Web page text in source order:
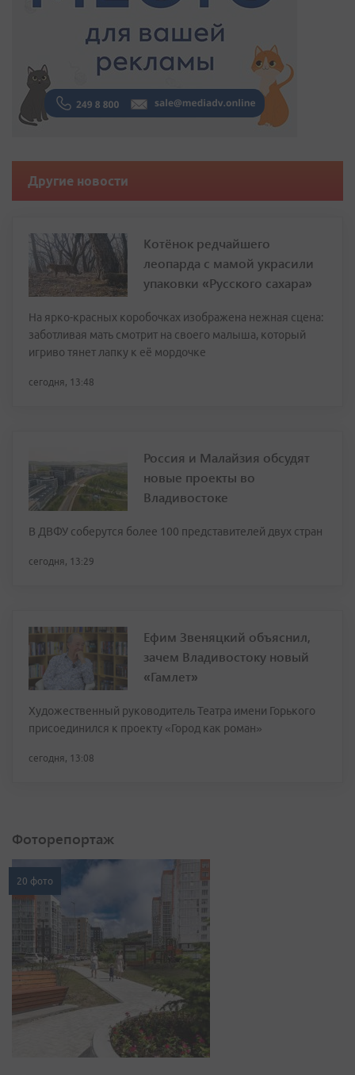
Другие новости
Котёнок редчайшего
леопарда с мамой украсили
упаковки «Русского сахара»
На ярко-красных коробочках изображена нежная сцена:
заботливая мать смотрит на своего малыша, который
игриво тянет лапку к её мордочке
сегодня, 13:48
Россия и Малайзия обсудят
новые проекты во
Владивостоке
В ДВФУ соберутся более 100 представителей двух стран
сегодня, 13:29
Ефим Звеняцкий объяснил,
зачем Владивостоку новый
«Гамлет»
Художественный руководитель Театра имени Горького
присоединился к проекту «Город как роман»
сегодня, 13:08
Фоторепортаж
20 фото